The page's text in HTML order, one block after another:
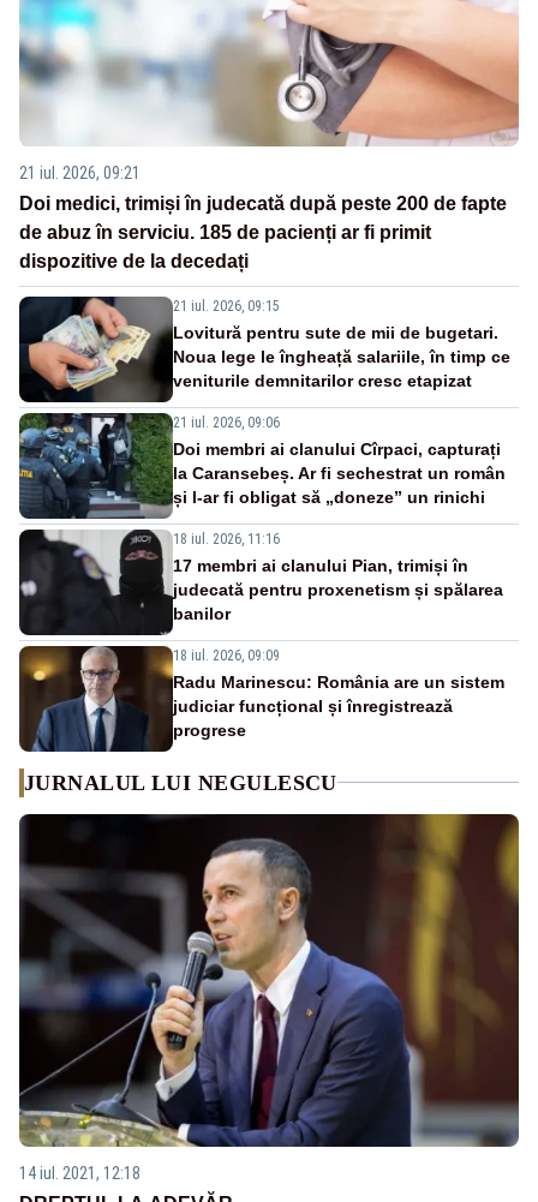
21 iul. 2026, 09:21
Doi medici, trimiși în judecată după peste 200 de fapte
de abuz în serviciu. 185 de pacienți ar fi primit
dispozitive de la decedați
21 iul. 2026, 09:15
Lovitură pentru sute de mii de bugetari.
Noua lege le îngheață salariile, în timp ce
veniturile demnitarilor cresc etapizat
21 iul. 2026, 09:06
Doi membri ai clanului Cîrpaci, capturați
la Caransebeș. Ar fi sechestrat un român
și l-ar fi obligat să „doneze” un rinichi
18 iul. 2026, 11:16
17 membri ai clanului Pian, trimiși în
judecată pentru proxenetism și spălarea
banilor
18 iul. 2026, 09:09
Radu Marinescu: România are un sistem
judiciar funcțional și înregistrează
progrese
JURNALUL LUI NEGULESCU
14 iul. 2021, 12:18